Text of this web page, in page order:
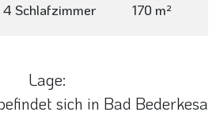
4 Schlafzimmer 170 m²
Lage:
sich in Bad Bederkesa